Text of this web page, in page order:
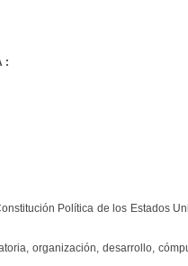
:
Política de los Estados
organización, desarrollo,